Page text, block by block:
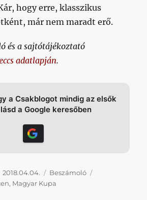
hogy erre, klasszikus
már nem maradt erő.
és a sajtótájékoztató
adatlapján.
a Csakblogot mindig az elsők
a Google keresőben
Közzétéve
2018.04.04. Kategória
Beszámoló
, Magyar Kupa